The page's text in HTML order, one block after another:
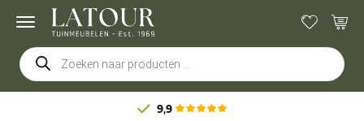
Producten
zoeken
9,9